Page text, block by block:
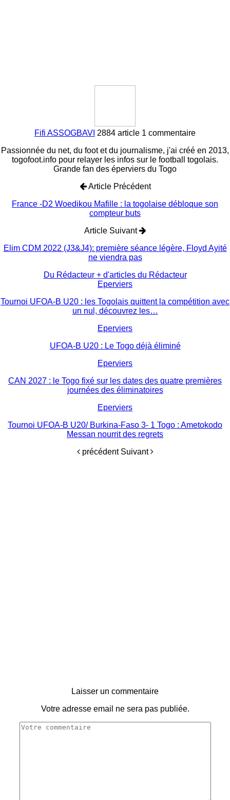
Fifi ASSOGBAVI 2884 article 1 commentaire
Passionnée du net, du foot et du journalisme, j'ai créé en 2013,
togofoot.info pour relayer les infos sur le football togolais.
Grande fan des éperviers du Togo
Article Précédent
France -D2 Woedikou Mafille : la togolaise débloque son
compteur buts
Article Suivant
Elim CDM 2022 (J3&J4): première séance légère, Floyd Ayité
ne viendra pas
Du Rédacteur + d'articles du Rédacteur
Eperviers
Tournoi UFOA-B U20 : les Togolais quittent la compétition avec
un nul, découvrez les…
Eperviers
UFOA-B U20 : Le Togo déjà éliminé
Eperviers
CAN 2027 : le Togo fixé sur les dates des quatre premières
journées des éliminatoires
Eperviers
Tournoi UFOA-B U20/ Burkina-Faso 3- 1 Togo : Ametokodo
Messan nourrit des regrets
précédent Suivant
Laisser un commentaire
Votre adresse email ne sera pas publiée.